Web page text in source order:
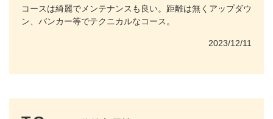
コースは綺麗でメンテナンスも良い。距離は無くアップダウ
ン、バンカー等でテクニカルなコース。
2023/12/11